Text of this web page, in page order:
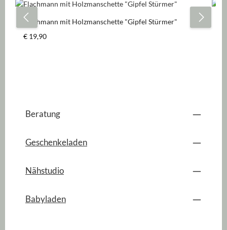
Flachmann mit Holzmanschette "Gipfel Stürmer"
Regulärer Preis:
€ 19,90
Beratung
Geschenkeladen
Nähstudio
Babyladen